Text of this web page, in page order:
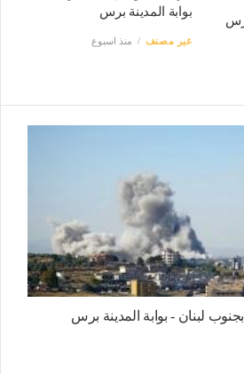
بوابة المدينة برس
غير مصنف منذ اسبوع
لبنان - بوابة المدينة برس